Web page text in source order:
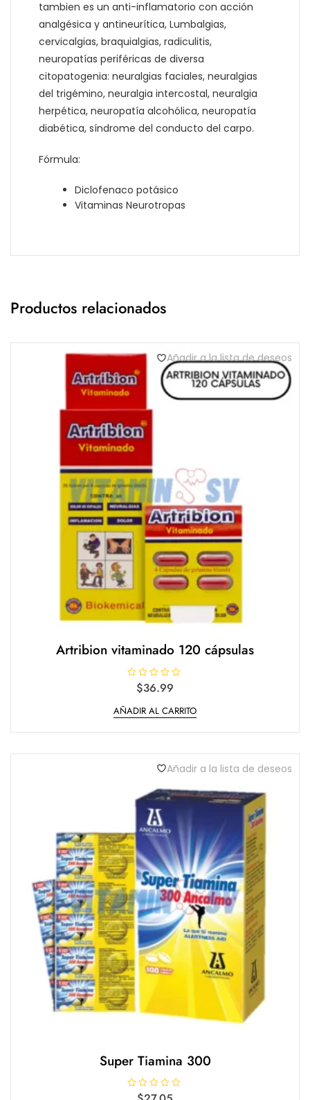
tambien es un anti-inflamatorio con acción
analgésica y antineurítica, Lumbalgias,
cervicalgias, braquialgias, radiculitis,
neuropatías periféricas de diversa
citopatogenia: neuralgias faciales, neuralgias
del trigémino, neuralgia intercostal, neuralgia
herpética, neuropatía alcohólica, neuropatía
diabética, síndrome del conducto del carpo.
Fórmula:
Diclofenaco potásico
Vitaminas Neurotropas
Productos relacionados
Añadir a la lista de deseos
Artribion vitaminado 120 cápsulas
o
r
d
$36.99
AÑADIR AL CARRITO
Añadir a la lista de deseos
Super Tiamina 300